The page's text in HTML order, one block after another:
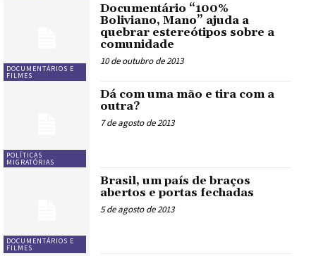
DOCUMENTÁRIOS E
FILMES
Documentário “100%
Boliviano, Mano” ajuda a
quebrar estereótipos sobre a
comunidade
10 de outubro de 2013
POLÍTICAS
MIGRATÓRIAS
Dá com uma mão e tira com a
outra?
7 de agosto de 2013
DOCUMENTÁRIOS E
FILMES
Brasil, um país de braços
abertos e portas fechadas
5 de agosto de 2013